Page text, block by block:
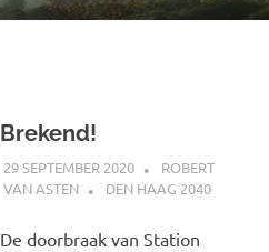
Brekend!
29 SEPTEMBER 2020
ROBERT
VAN ASTEN
DEN HAAG 2040
De doorbraak van Station